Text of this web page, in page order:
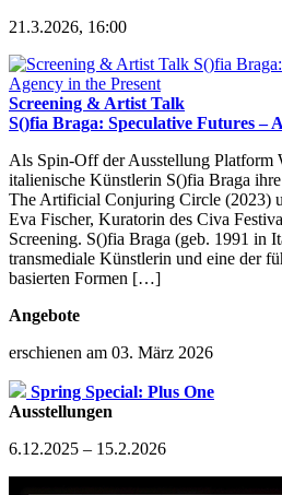
21.3.2026, 16:00
Screening & Artist Talk
S()fia Braga: Speculative Futures –
Als Spin-Off der Ausstellung Platform
italienische Künstlerin S()fia Braga
The Artificial Conjuring Circle (2023)
Eva Fischer, Kuratorin des Civa
Screening. S()fia Braga (geb. 1991 in
transmediale Künstlerin und eine der
basierten Formen […]
Angebote
erschienen am 03. März 2026
Spring Special: Plus One
Ausstellungen
6.12.2025 – 15.2.2026